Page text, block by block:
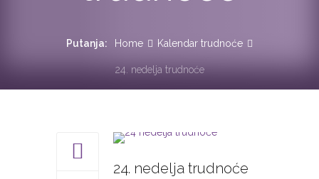
Putanja: Home Kalendar trudnoće
24. nedelja trudnoće
24. nedelja trudnoće